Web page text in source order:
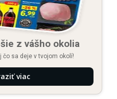
z vášho okolia
čo sa deje v tvojom okolí!
viac